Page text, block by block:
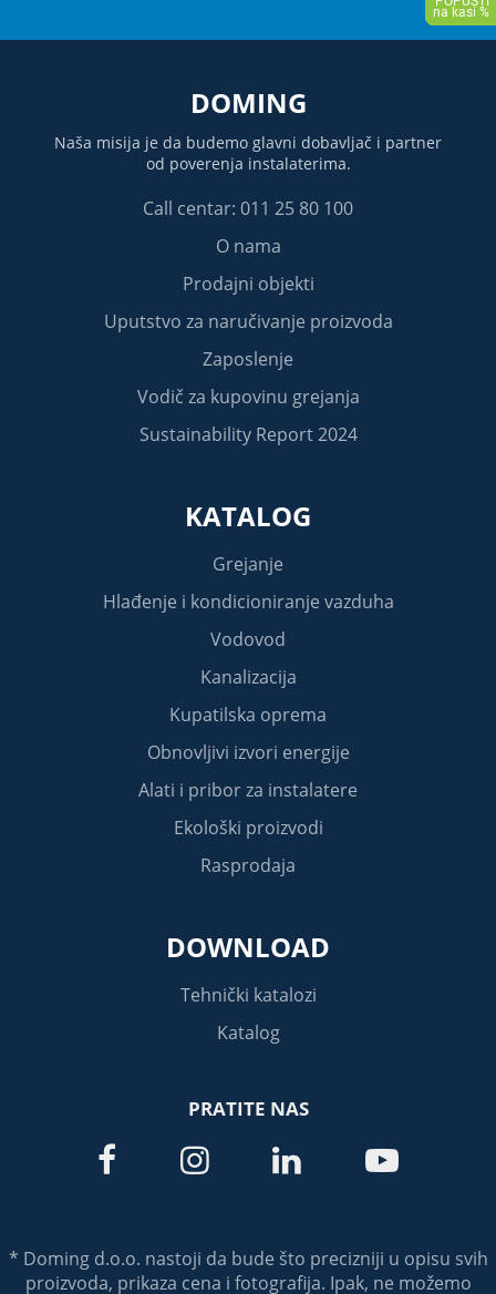
DOMING
Naša misija je da budemo glavni dobavljač i partner
od poverenja instalaterima.
Call centar: 011 25 80 100
O nama
Prodajni objekti
Uputstvo za naručivanje proizvoda
Zaposlenje
Vodič za kupovinu grejanja
Sustainability Report 2024
KATALOG
Grejanje
Hlađenje i kondicioniranje vazduha
Vodovod
Kanalizacija
Kupatilska oprema
Obnovljivi izvori energije
Alati i pribor za instalatere
Ekološki proizvodi
Rasprodaja
DOWNLOAD
Tehnički katalozi
Katalog
PRATITE NAS
   
* Doming d.o.o. nastoji da bude što precizniji u opisu svih
proizvoda, prikaza cena i fotografija. Ipak, ne možemo